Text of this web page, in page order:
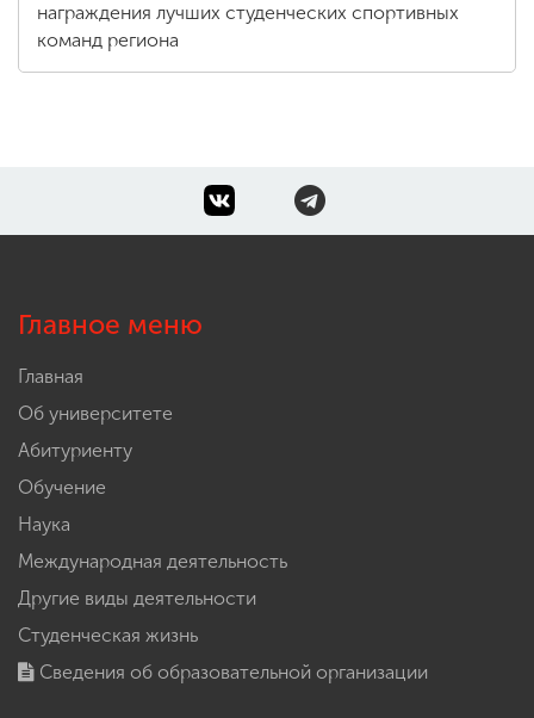
награждения лучших студенческих спортивных
команд региона
Главное меню
Главная
Об университете
Абитуриенту
Обучение
Наука
Международная деятельность
Другие виды деятельности
Студенческая жизнь
Сведения об образовательной организации